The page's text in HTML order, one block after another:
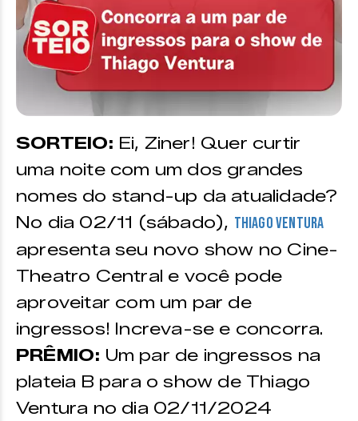
SORTEIO: Ei, Ziner! Quer curtir
uma noite com um dos grandes
nomes do stand-up da atualidade?
No dia 02/11 (sábado), Thiago Ventura
apresenta seu novo show no Cine-
Theatro Central e você pode
aproveitar com um par de
ingressos! Increva-se e concorra.
PRÊMIO: Um par de ingressos na
plateia B para o show de Thiago
Ventura no dia 02/11/2024